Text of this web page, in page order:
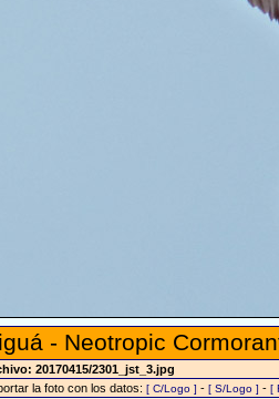
- Neotropic
20170415/2301_jst_3.jpg
la foto con los datos: [ C/Logo ] - [ S/Logo ] - [